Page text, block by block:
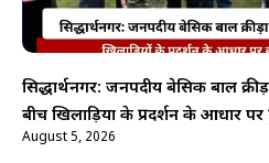
सिद्धार्थनगर: जनपदीय बेसिक बाल
बीच खिलाड़ियों के प्रदर्शन के आधार
August 5, 2026